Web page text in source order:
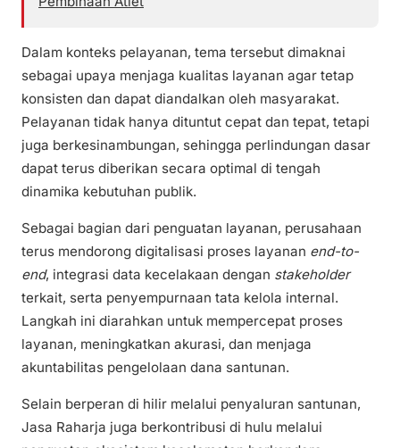
Dalam konteks pelayanan, tema tersebut dimaknai
sebagai upaya menjaga kualitas layanan agar tetap
konsisten dan dapat diandalkan oleh masyarakat.
Pelayanan tidak hanya dituntut cepat dan tepat, tetapi
juga berkesinambungan, sehingga perlindungan dasar
dapat terus diberikan secara optimal di tengah
dinamika kebutuhan publik.
Sebagai bagian dari penguatan layanan, perusahaan
terus mendorong digitalisasi proses layanan end-to-
end, integrasi data kecelakaan dengan stakeholder
terkait, serta penyempurnaan tata kelola internal.
Langkah ini diarahkan untuk mempercepat proses
layanan, meningkatkan akurasi, dan menjaga
akuntabilitas pengelolaan dana santunan.
Selain berperan di hilir melalui penyaluran santunan,
Jasa Raharja juga berkontribusi di hulu melalui